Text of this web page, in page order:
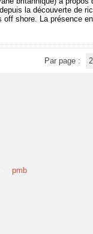
la découverte de
shore. La présence
Par page :
pmb